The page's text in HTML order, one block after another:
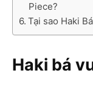
Piece?
Tại sao Haki
Haki bá